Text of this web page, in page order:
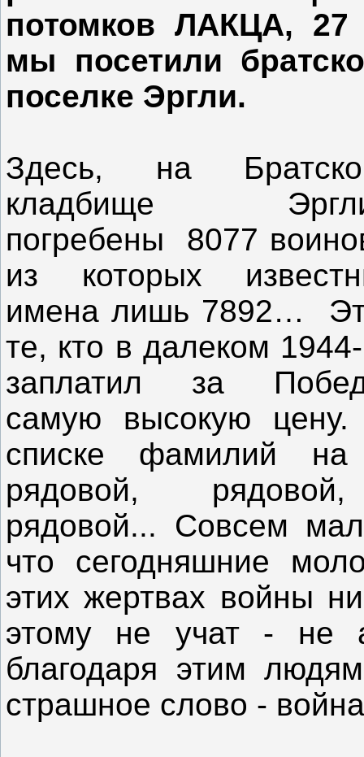
потомков ЛАКЦА, 27
мы посетили
поселке Эргли.
Здесь, на
кладбище
погребены 8077
из которых
имена лишь 7892…
те, кто в далеком
заплатил за
самую высокую
списке фамилий на
рядовой,
рядовой... Совсем
что сегодняшние
этих жертвах войны
этому не учат - не
благодаря этим
страшное слово -